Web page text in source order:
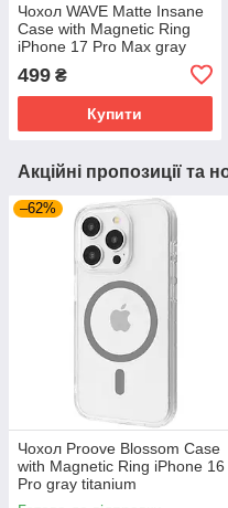
Чохол WAVE Matte Insane
Case with Magnetic Ring
iPhone 17 Pro Max gray
499 ₴
Купити
Акційні пропозиції та
–62%
Чохол Proove Blossom Case
with Magnetic Ring iPhone 16
Pro gray titanium
(PCBLIP16P027)